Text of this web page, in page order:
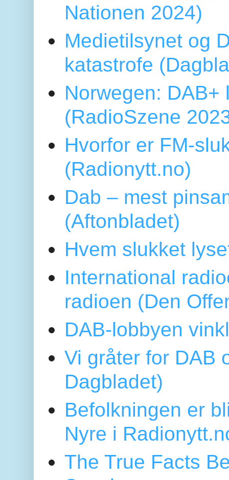
Nationen 2024)
Medietilsynet og
katastrofe
Norwegen:
(RadioSzene
Hvorfor er FM-
(Radionytt.no)
Dab – mest
(Aftonbladet)
Hvem slukket
International
radioen (Den
DAB-lobbyen
Vi gråter for DAB
Dagbladet)
Befolkningen er
Nyre i
The True Facts